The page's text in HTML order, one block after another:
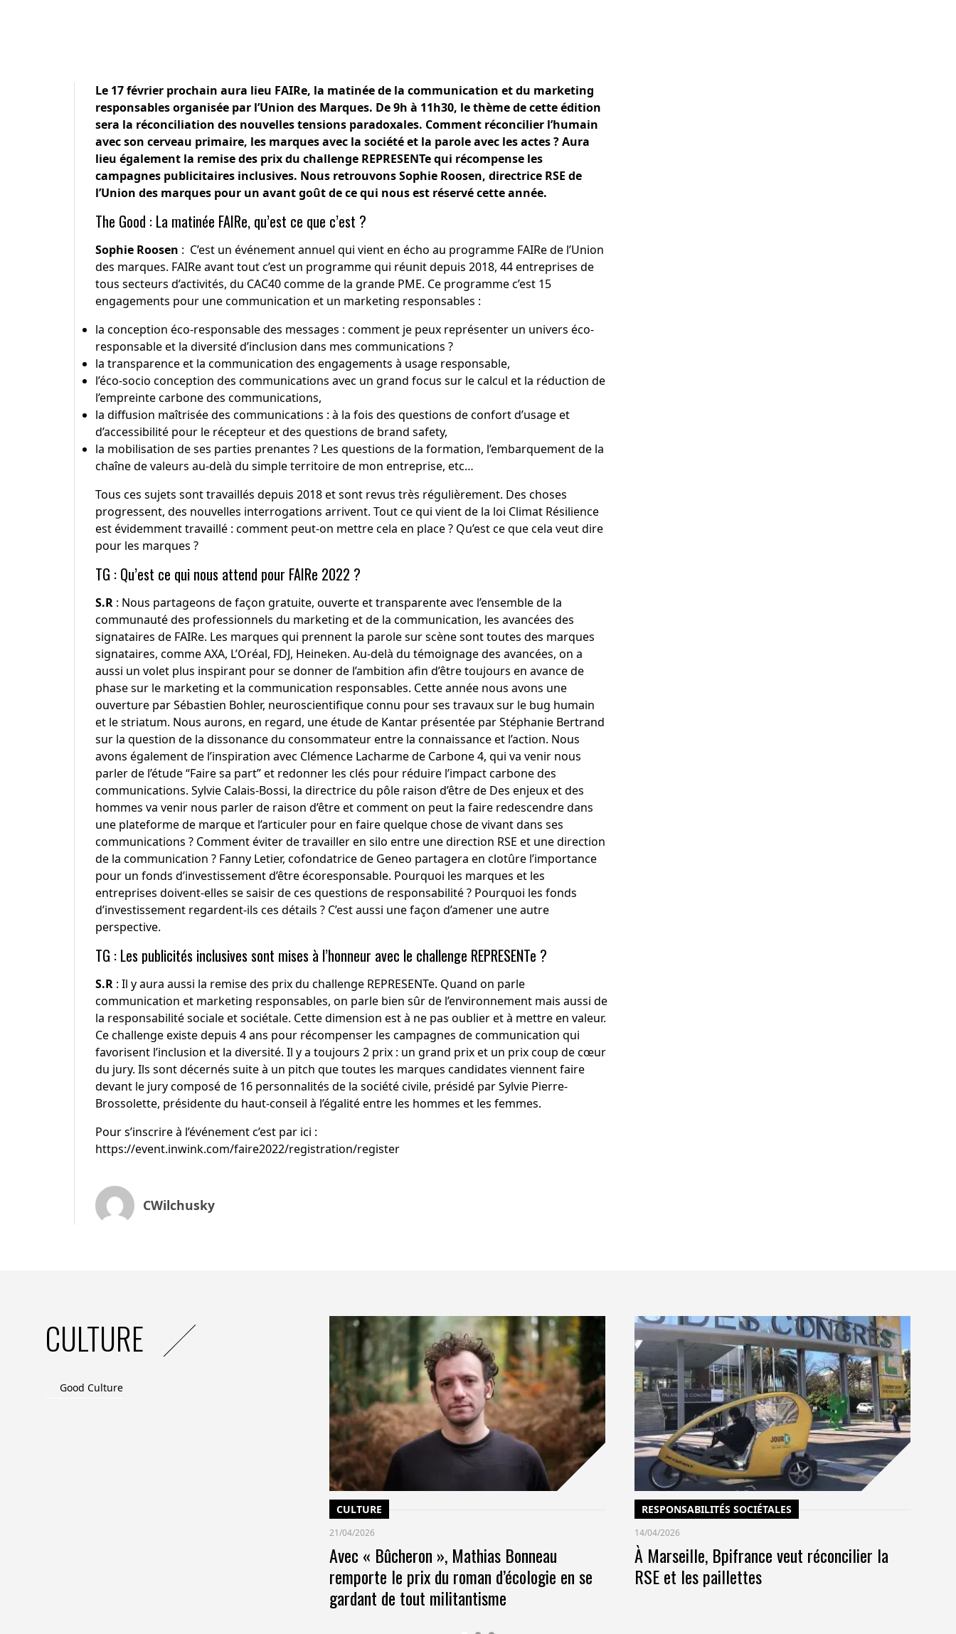
Le 17 février prochain aura lieu FAIRe, la matinée de la communication et du marketing
responsables organisée par l’Union des Marques. De 9h à 11h30, le thème de cette édition
sera la réconciliation des nouvelles tensions paradoxales. Comment réconcilier l’humain
avec son cerveau primaire, les marques avec la société et la parole avec les actes ? Aura
lieu également la remise des prix du challenge REPRESENTe qui récompense les
campagnes publicitaires inclusives. Nous retrouvons Sophie Roosen, directrice RSE de
l’Union des marques pour un avant goût de ce qui nous est réservé cette année.
The Good : La matinée FAIRe, qu’est ce que c’est ?
Sophie Roosen : C’est un événement annuel qui vient en écho au programme FAIRe de l’Union
des marques. FAIReavant tout c’est un programme qui réunit depuis 2018, 44 entreprises de
tous secteurs d’activités, du CAC40 comme de la grande PME. Ce programme c’est 15
engagements pour une communication et un marketing responsables :
la conception éco-responsable des messages : comment je peux représenter un univers éco-
responsable et la diversité d’inclusion dans mes communications ?
la transparence et la communication des engagements à usage responsable,
l’éco-socio conception des communications avec un grand focus sur le calcul et la réduction de
l’empreinte carbone des communications,
la diffusion maîtrisée des communications : à la fois des questions de confort d’usage et
d’accessibilité pour le récepteur et des questions de brand safety,
la mobilisation de ses parties prenantes ? Les questions de la formation, l’embarquement de la
chaîne de valeurs au-delà du simple territoire de mon entreprise, etc…
Tous ces sujets sont travaillés depuis 2018 et sont revus très régulièrement. Des choses
progressent, des nouvelles interrogations arrivent. Tout ce qui vient de la loi Climat Résilience
est évidemment travaillé : comment peut-on mettre cela en place ? Qu’est ce que cela veut dire
pour les marques ?
TG : Qu’est ce qui nous attend pour FAIRe 2022 ?
S.R: Nous partageons de façon gratuite, ouverte et transparente avec l’ensemble de la
communauté des professionnels du marketing et de la communication, les avancées des
signataires de FAIRe. Les marques qui prennent la parole sur scène sont toutes des marques
signataires, comme AXA, L’Oréal, FDJ, Heineken. Au-delà du témoignage des avancées, on a
aussi un volet plus inspirant pour se donner de l’ambition afin d’être toujours en avance de
phase sur le marketing et la communication responsables. Cette année nous avons une
ouverture parSébastien Bohler, neuroscientifique connu pour ses travaux sur le bug humain
et le striatum. Nous aurons, en regard, une étude de Kantar présentée parStéphanie Bertrand
sur la question de la dissonance du consommateur entre la connaissance et l’action. Nous
avons également de l’inspiration avec Clémence Lacharmede Carbone 4, qui va venir nous
parler de l’étude “Faire sa part” et redonner les clés pour réduire l’impact carbone des
communications. Sylvie Calais-Bossi, la directrice du pôle raison d’être de Des enjeux et des
hommes va venir nous parler de raison d’être et comment on peut la faire redescendre dans
une plateforme de marque et l’articuler pour en faire quelque chose de vivant dans ses
communications ? Comment éviter de travailler en silo entre une direction RSE et une direction
de la communication ? Fanny Letier, cofondatrice de Geneo partagera en clotûre l’importance
pour un fonds d’investissement d’être écoresponsable. Pourquoi les marques et les
entreprises doivent-elles se saisir de ces questions de responsabilité ? Pourquoi les fonds
d’investissement regardent-ils ces détails ? C’est aussi une façon d’amener une autre
perspective.
TG : Les publicités inclusives sont mises à l’honneur avec le challenge REPRESENTe ?
S.R: Il y aura aussi la remise des prix du challenge REPRESENTe. Quand on parle
communication et marketing responsables, on parle bien sûr de l’environnement mais aussi de
la responsabilité sociale et sociétale. Cette dimension est à ne pas oublier et à mettre en valeur.
Ce challenge existe depuis 4 ans pour récompenser les campagnes de communication qui
favorisent l’inclusion et la diversité. Il y a toujours 2 prix : un grand prix et un prix coup de cœur
du jury. Ils sont décernés suite à un pitch que toutes les marques candidates viennent faire
devant le jury composé de 16 personnalités de la société civile, présidé parSylvie Pierre-
Brossolette, présidente du haut-conseil à l’égalité entre les hommes et les femmes.
Pour s’inscrire à l’événement c’est par ici :
https://event.inwink.com/faire2022/registration/register
CWilchusky
CULTURE
Good Culture
CULTURE
21/04/2026
Avec « Bûcheron », Mathias Bonneau
remporte le prix du roman d’écologie en se
gardant de tout militantisme
RESPONSABILITÉS SOCIÉTALES
14/04/2026
À Marseille, Bpifrance veut réconcilier la
RSE et les paillettes